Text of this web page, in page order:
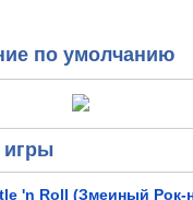
по умолчанию